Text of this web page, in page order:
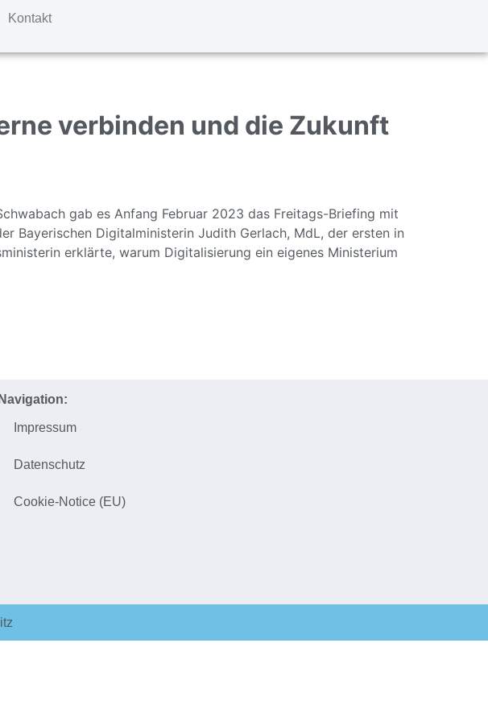
Kontakt
verbinden und die Zukunft
gab es Anfang Februar 2023 das Freitags-Briefing mit
Bayerischen Digitalministerin Judith Gerlach, MdL, der ersten in
erklärte, warum Digitalisierung ein eigenes Ministerium
Navigation:
Impressum
Datenschutz
Cookie-Notice (EU)